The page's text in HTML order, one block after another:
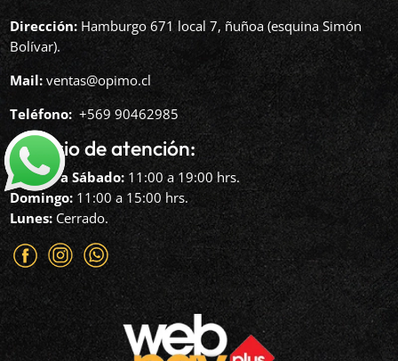
Dirección: Hamburgo 671 local 7, ñuñoa (esquina Simón
Bolívar).
Mail: ventas@opimo.cl
Teléfono: ‪+569 90462985‬
Horario de atención:
Martes a Sábado: 11:00 a 19:00 hrs.
Domingo: 11:00 a 15:00 hrs.
Lunes: Cerrado.